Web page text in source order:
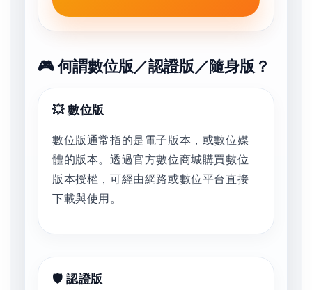
🎮 何謂數位版／認證版／隨身版？
💥 數位版
數位版通常指的是電子版本，或數位媒
體的版本。透過官方數位商城購買數位
版本授權，可經由網路或數位平台直接
下載與使用。
🛡️ 認證版